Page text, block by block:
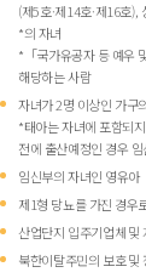
(제5호·제14호·제16호
*의 자녀
*「국가유공자 등 예우
해당하는 사람
자녀가 2명 이상인 가구
*태아는 자녀에 포함되
전에 출산예정인 경우
임신부의 자녀인 영유아
제1형 당뇨를 가진 경우
산업단지 입주기업체 및
북한이탈주민의 보호